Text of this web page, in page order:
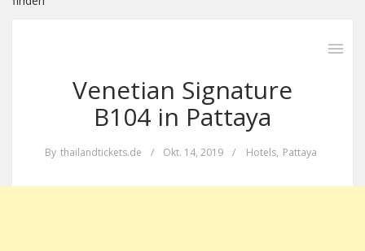
Venetian Signature
B104 in Pattaya
By thailandtickets.de / Okt. 14, 2019 / Hotels, Pattaya